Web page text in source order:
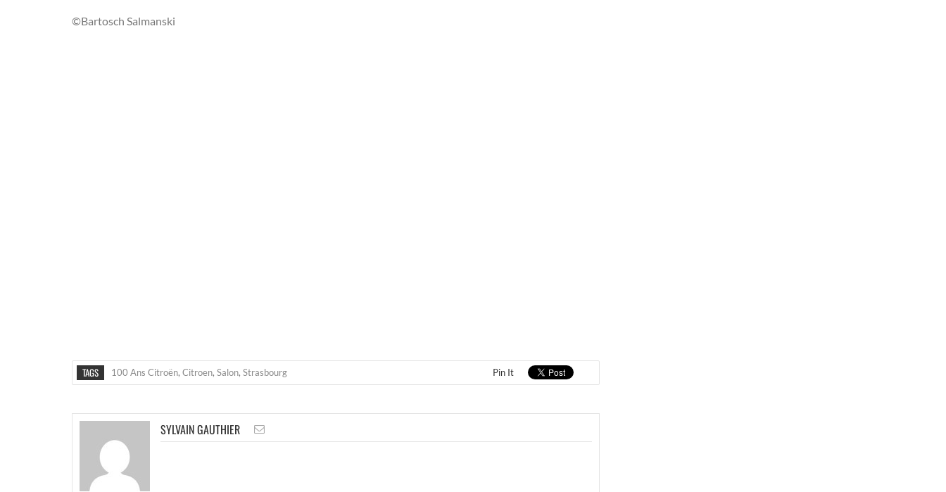
©Bartosch Salmanski
TAGS 100 Ans Citroën, Citroen, Salon, Strasbourg Pin It
SYLVAIN GAUTHIER